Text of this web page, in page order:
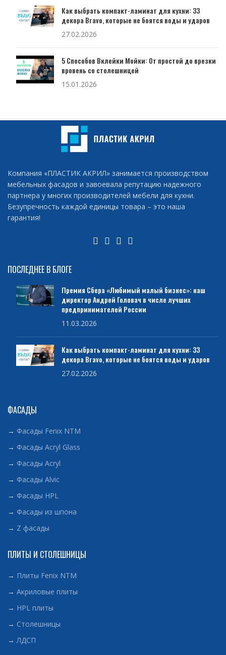
Как выбрать компакт-ламинат для кухни: 33
декора Bravo, которые не боятся воды и ударов
27.02.2026
5 Способов Вклейки Мойки: От простой до врезки
вровень со столешницей
15.01.2026
Компания «ПЛАСТИК АКРИЛ» занимается производством
мебельных фасадов и завоевала репутацию надежного
партнера у многих производителей мебели для кухни.
Безупречность каждой единицы товара – это наша
гарантия!
ПОСЛЕДНЕЕ В БЛОГЕ
Премия Сбера «Любимый малый бизнес»: наш
директор Андрей Головач в числе лучших
предпринимателей России
11.03.2026
Как выбрать компакт-ламинат для кухни: 33
декора Bravo, которые не боятся воды и ударов
27.02.2026
ФАСАДЫ
→ Фасады Fenix NTM
→ Фасады Acryl Glass
→ Фасады Acryl
→ Фасады Alvic
→ Фасады HPL
→ Фасады из шпона
→ Z фасады
ПЛИТЫ И СТОЛЕШНИЦЫ
→ Плиты Fenix NTM
→ Акриловые плиты
→ HPL плиты
→ Столешницы
→ЛДСП